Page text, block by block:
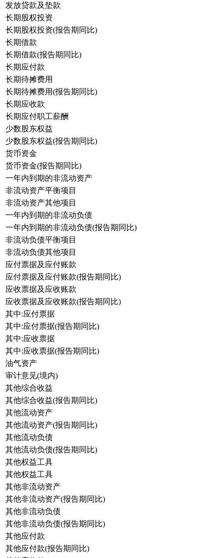
发放贷款及垫款
长期股权投资
长期股权投资(报告期同比)
长期借款
长期借款(报告期同比)
长期应付款
长期待摊费用
长期待摊费用(报告期同比)
长期应收款
长期应付职工薪酬
少数股东权益
少数股东权益(报告期同比)
货币资金
货币资金(报告期同比)
一年内到期的非流动资产
非流动资产平衡项目
非流动资产其他项目
一年内到期的非流动负债
一年内到期的非流动负债(报告期同比)
非流动负债平衡项目
非流动负债其他项目
应付票据及应付账款
应付票据及应付账款(报告期同比)
应收票据及应收账款
应收票据及应收账款(报告期同比)
其中:应付票据
其中:应付票据(报告期同比)
其中:应收票据
其中:应收票据(报告期同比)
油气资产
审计意见(境内)
其他综合收益
其他综合收益(报告期同比)
其他流动资产
其他流动资产(报告期同比)
其他流动负债
其他流动负债(报告期同比)
其他权益工具
其他权益工具
其他非流动资产
其他非流动资产(报告期同比)
其他非流动负债
其他非流动负债(报告期同比)
其他应付款
其他应付款(报告期同比)